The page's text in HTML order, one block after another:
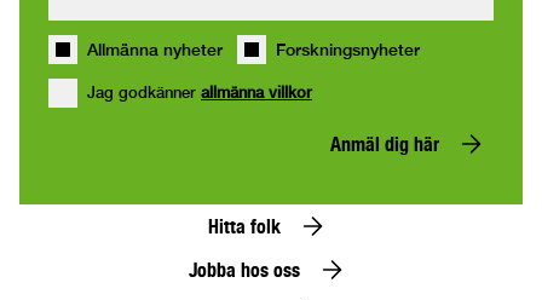
Allmänna nyheter Forskningsnyheter
Jag godkänner allmänna villkor
Anmäl dig här
Hitta folk
Jobba hos oss